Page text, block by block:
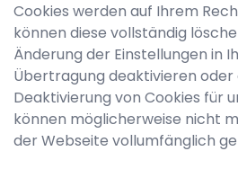
Cookies werden auf Ihrem
können diese vollständig
Änderung der Einstellungen in
Übertragung deaktivieren oder
Deaktivierung von Cookies für
können möglicherweise nicht
der Webseite vollumfänglich